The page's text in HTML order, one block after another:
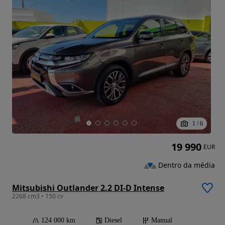
1 / 6
Mitsubishi Outlander 2.2 DI-D Intense
2268 cm3 • 150 cv
124 000 km Diesel
Manual
19 990 EUR
Dentro da média